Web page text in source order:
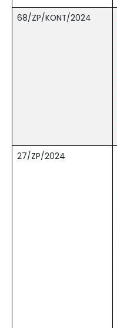
68/ZP/KONT/2024
27/ZP/2024